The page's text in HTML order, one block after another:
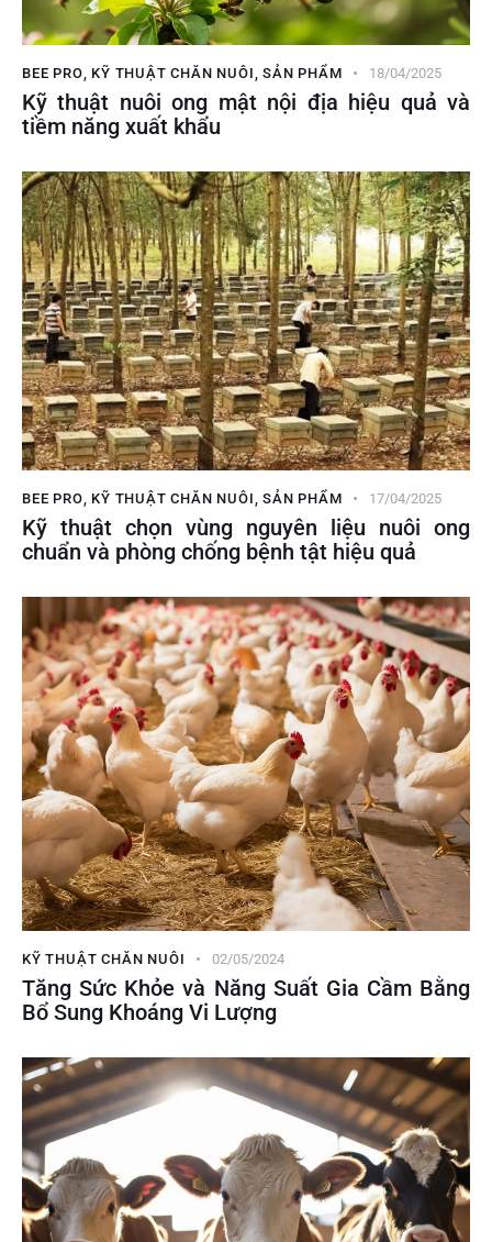
BEE PRO, KỸ THUẬT CHĂN NUÔI,SẢN PHẨM 18/04/2025
Kỹ thuật nuôi ong mật nội địa hiệu quả và
tiềm năng xuất khẩu
BEE PRO, KỸ THUẬT CHĂN NUÔI,SẢN PHẨM 17/04/2025
Kỹ thuật chọn vùng nguyên liệu nuôi ong
chuẩn và phòng chống bệnh tật hiệu quả
KỸ THUẬT CHĂN NUÔI 02/05/2024
Tăng Sức Khỏe và Năng Suất Gia Cầm Bằng
Bổ Sung Khoáng Vi Lượng